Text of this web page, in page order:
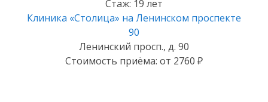
Стаж: 19 лет
Клиника «Столица» на Ленинском проспекте
90
Ленинский просп., д. 90
Стоимость приёма: от 2760 ₽